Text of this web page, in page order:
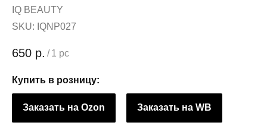
IQ BEAUTY
SKU: IQNP027
650 р. / 1 pc
Купить в розницу:
Заказать на Ozon Заказать на WB